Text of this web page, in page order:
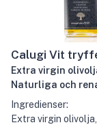
Calugi Vit
Extra virgin
Naturliga och
Ingredienser:
Extra virgin